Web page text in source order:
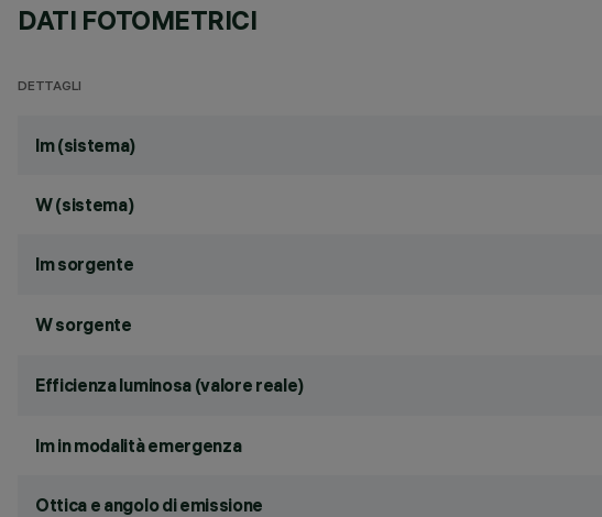
DATI FOTOMETRICI
DETTAGLI
lm (sistema)
W (sistema)
lm sorgente
W sorgente
Efficienza luminosa (valore reale)
lm in modalità emergenza
Ottica e angolo di emissione